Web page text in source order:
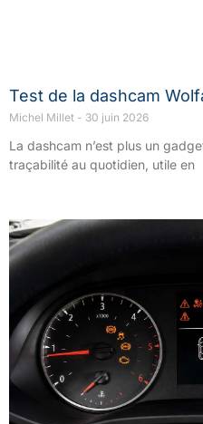
Test de la dashcam
Michel Millet 30 juin 2026
La dashcam n’est plus un
traçabilité au quotidien, utile en